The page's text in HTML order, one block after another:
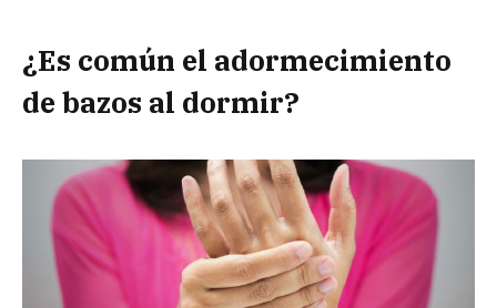
¿Es común el adormecimiento
de bazos al dormir?